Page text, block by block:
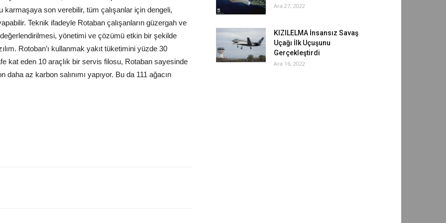
karmaşaya son verebilir, tüm çalışanlar için dengeli,
Teknik ifadeyle Rotaban çalışanların güzergah ve
yönetimi ve çözümü etkin bir şekilde
Rotoban’ı kullanmak yakıt tüketimini yüzde 30
kat eden 10 araçlık bir servis filosu, Rotaban sayesinde
az karbon salınımı yapıyor. Bu da 111 ağacın
Ara 27, 2022
KIZILELMA İnsansız Savaş
Uçağı İlk Uçuşunu
Gerçekleştirdi
Ara 16, 2022